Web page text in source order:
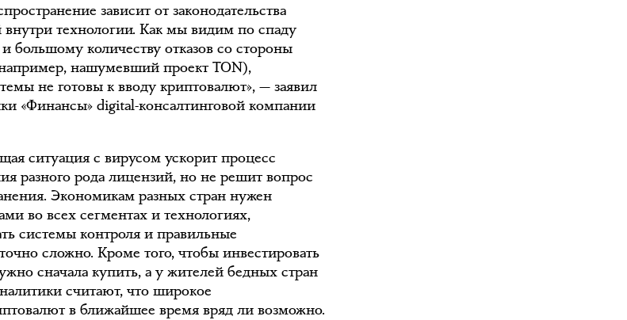
зависит от законодательства
внутри технологии. Как мы видим по спаду
большому количеству отказов со стороны
нашумевший проект TON),
не готовы к вводу криптовалют», — заявил
«Финансы» digital-консалтинговой компании
ситуация с вирусом ускорит процесс
разного рода лицензий, но не решит вопрос
Экономикам разных стран нужен
во всех сегментах и технологиях,
системы контроля и правильные
сложно. Кроме того, чтобы инвестировать
сначала купить, а у жителей бедных стран
считают, что широкое
в ближайшее время вряд ли возможно.